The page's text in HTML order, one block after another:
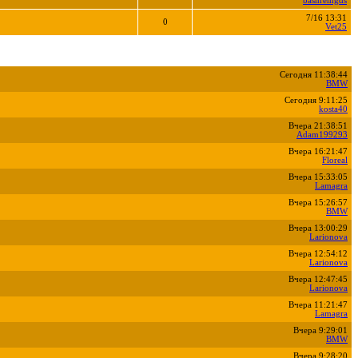
0
7/16 13:31
Vet25
Сегодня 11:38:44
BMW
Сегодня 9:11:25
kosta40
Вчера 21:38:51
Adam199293
Вчера 16:21:47
Floreal
Вчера 15:33:05
Lamagra
Вчера 15:26:57
BMW
Вчера 13:00:29
Larionova
Вчера 12:54:12
Larionova
Вчера 12:47:45
Larionova
Вчера 11:21:47
Lamagra
Вчера 9:29:01
BMW
Вчера 9:28:20